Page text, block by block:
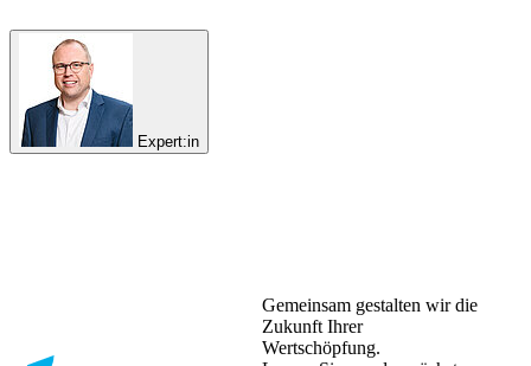
Expert:in
Gemeinsam gestalten wir die
Zukunft Ihrer
Wertschöpfung.